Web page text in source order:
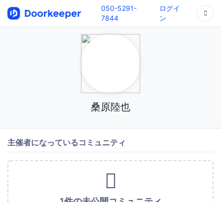
050-5291-
7844
ログイ
ン
桑原陸也
主催者になっているコミュニティ